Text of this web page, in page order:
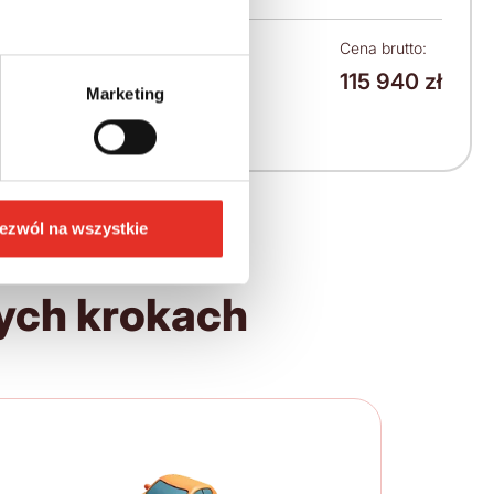
Marketing
na wszystkie
1 472 zł
1 811 zł brutto / msc.
Cena brutto:
115 940 zł
krokach